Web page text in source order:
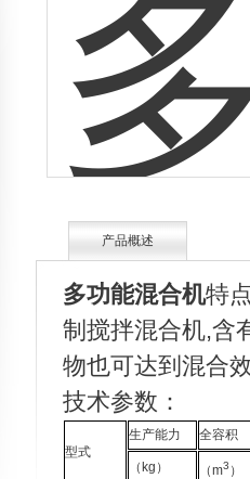
产品概述
多功能混合机特
制搅拌混合机,含
物也可达到混合
技术参数：
型式
生产能力 全容积
（kg） （m3 ）